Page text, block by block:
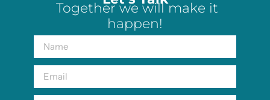
Together we will make it
happen!